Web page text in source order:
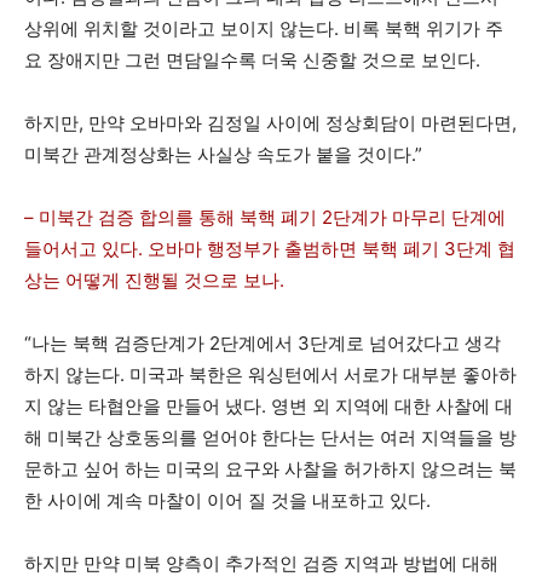
상위에 위치할 것이라고 보이지 않는다. 비록 북핵 위기가 주
요 장애지만 그런 면담일수록 더욱 신중할 것으로 보인다.
하지만, 만약 오바마와 김정일 사이에 정상회담이 마련된다면,
미북간 관계정상화는 사실상 속도가 붙을 것이다.”
– 미북간 검증 합의를 통해 북핵 폐기 2단계가 마무리 단계에
들어서고 있다. 오바마 행정부가 출범하면 북핵 폐기 3단계 협
상는 어떻게 진행될 것으로 보나.
“나는 북핵 검증단계가 2단계에서 3단계로 넘어갔다고 생각
하지 않는다. 미국과 북한은 워싱턴에서 서로가 대부분 좋아하
지 않는 타협안을 만들어 냈다. 영변 외 지역에 대한 사찰에 대
해 미북간 상호동의를 얻어야 한다는 단서는 여러 지역들을 방
문하고 싶어 하는 미국의 요구와 사찰을 허가하지 않으려는 북
한 사이에 계속 마찰이 이어 질 것을 내포하고 있다.
하지만 만약 미북 양측이 추가적인 검증 지역과 방법에 대해